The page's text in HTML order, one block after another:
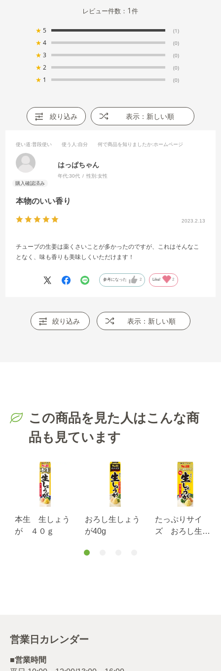
レビュー件数： 1件
★ 5 (1)
★ 4 (0)
★ 3 (0)
★ 2 (0)
★ 1 (0)
絞り込み 表示：新しい順
2023.2.13
本物のいい香り
使い道:普段使い 使う人 :自分 何で商品を知りましたか:ホームページ
はっぱちゃん
年代:30代 性別:女性
チューブの生姜は薬くさいことが多かったのですが、これはそんなこ
となく、味も香りも美味しくいただけます！
参考になった 2 Like! 2
絞り込み 表示：新しい順
この商品を見た人はこんな商
品も見ています
本生 生しょう
が ４０ｇ
おろし生しょう
が40g
たっぷりサイ
ズ おろし生し
営業日カレンダー
■営業時間